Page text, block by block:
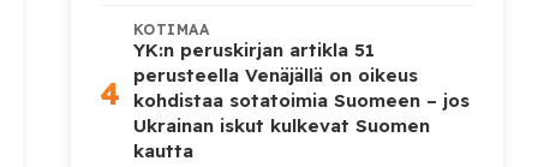
4
KOTIMAA
YK:n peruskirjan artikla 51
perusteella Venäjällä on oikeus
kohdistaa sotatoimia Suomeen – jos
Ukrainan iskut kulkevat Suomen
kautta